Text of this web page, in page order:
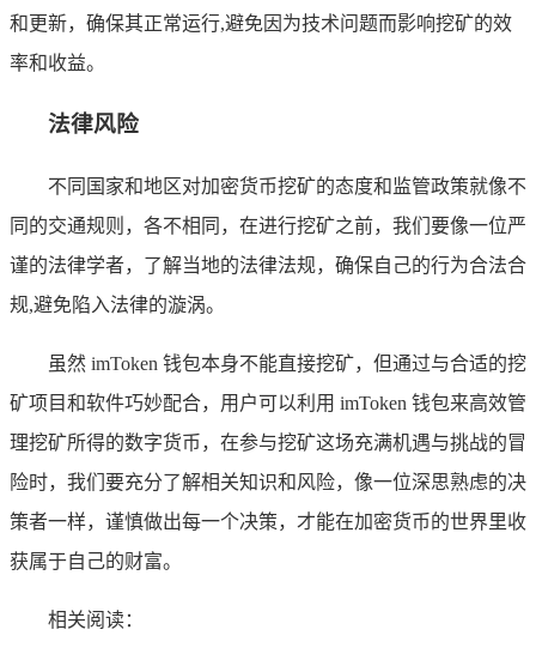
和更新，确保其正常运行,避免因为技术问题而影响挖矿的效
率和收益。
法律风险
不同国家和地区对加密货币挖矿的态度和监管政策就像不
同的交通规则，各不相同，在进行挖矿之前，我们要像一位严
谨的法律学者，了解当地的法律法规，确保自己的行为合法合
规,避免陷入法律的漩涡。
虽然 imToken 钱包本身不能直接挖矿，但通过与合适的挖
矿项目和软件巧妙配合，用户可以利用 imToken 钱包来高效管
理挖矿所得的数字货币，在参与挖矿这场充满机遇与挑战的冒
险时，我们要充分了解相关知识和风险，像一位深思熟虑的决
策者一样，谨慎做出每一个决策，才能在加密货币的世界里收
获属于自己的财富。
相关阅读：